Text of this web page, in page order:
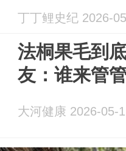
丁丁鲤史纪 2026-
法桐果毛到
友：谁来管
大河健康 2026-05-